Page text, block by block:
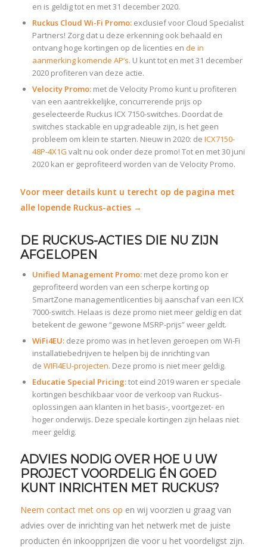
en is geldig tot en met 31 december 2020.
Ruckus Cloud Wi-Fi Promo:exclusief voor Cloud Specialist
Partners! Zorg dat u deze erkenning ook behaald en
ontvang hoge kortingen op de licenties en de in
aanmerking komende AP’s. U kunt tot en met 31 december
2020 profiteren van deze actie.
Velocity Promo:met de Velocity Promo kunt u profiteren
van een aantrekkelijke, concurrerende prijs op
geselecteerde Ruckus ICX 7150-switches. Doordat de
switches stackable en upgradeable zijn, is het geen
probleem om klein te starten. Nieuw in 2020: de ICX7150-
48P-4X1G valt nu ook onder deze promo! Tot en met 30 juni
2020 kan er geprofiteerd worden van de Velocity Promo.
Voor meer details kunt u terecht op de pagina met
alle lopende Ruckus-acties →
DE RUCKUS-ACTIES DIE NU ZIJN
AFGELOPEN
Unified Management Promo:met deze promo kon er
geprofiteerd worden van een scherpe korting op
SmartZone managementlicenties bij aanschaf van een ICX
7000-switch. Helaas is deze promo niet meer geldig en dat
betekent de gewone “gewone MSRP-prijs” weer geldt.
WiFi4EU:deze promo was in het leven geroepen om Wi-Fi
installatiebedrijven te helpen bij de inrichting van
de WIFI4EU-projecten. Deze promo is niet meer geldig.
Educatie Special Pricing:tot eind 2019 waren er speciale
kortingen beschikbaar voor de verkoop van Ruckus-
oplossingen aan klanten in het basis-, voortgezet- en
hoger onderwijs. Deze speciale kortingen zijn helaas niet
meer geldig.
ADVIES NODIG OVER HOE U UW
PROJECT VOORDELIG ÉN GOED
KUNT INRICHTEN MET RUCKUS?
Neem contact met ons op en wij voorzien u graag van
advies over de inrichting van het netwerk met de juiste
producten én inkoopprijzen die voor u het voordeligst zijn.